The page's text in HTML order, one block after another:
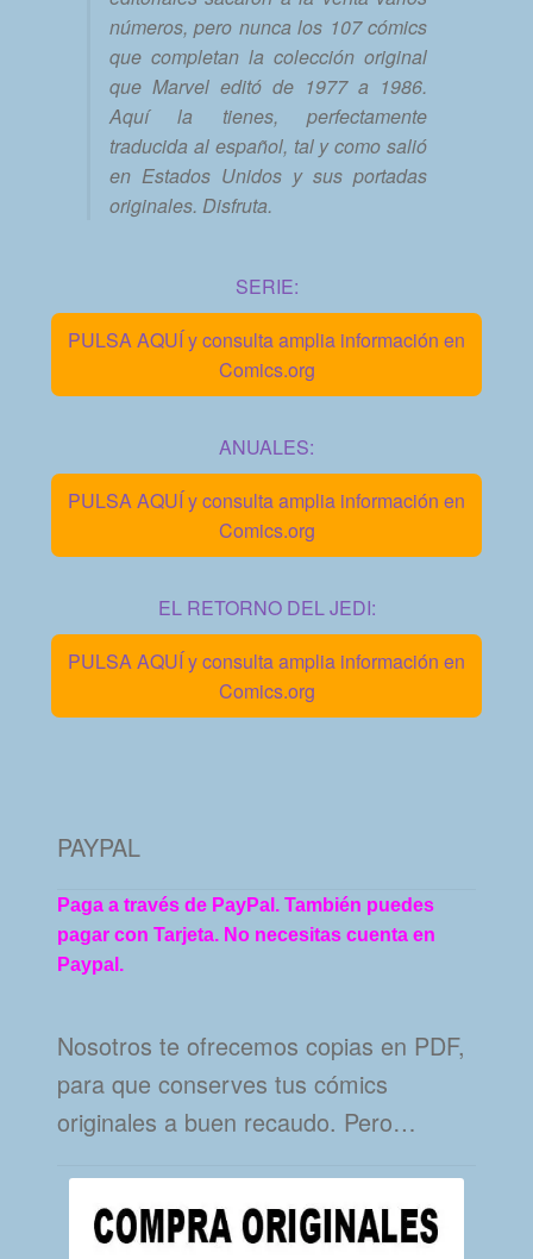
números, pero nunca los 107 cómics
que completan la colección original
que Marvel editó de 1977 a 1986.
Aquí la tienes, perfectamente
traducida al español, tal y como salió
en Estados Unidos y sus portadas
originales. Disfruta.
SERIE:
PULSA AQUÍ y consulta amplia información en
Comics.org
ANUALES:
PULSA AQUÍ y consulta amplia información en
Comics.org
EL RETORNO DEL JEDI:
PULSA AQUÍ y consulta amplia información en
Comics.org
PAYPAL
Paga a través de PayPal. También puedes
pagar con Tarjeta. No necesitas cuenta en
Paypal.
Nosotros te ofrecemos copias en PDF,
para que conserves tus cómics
originales a buen recaudo. Pero…